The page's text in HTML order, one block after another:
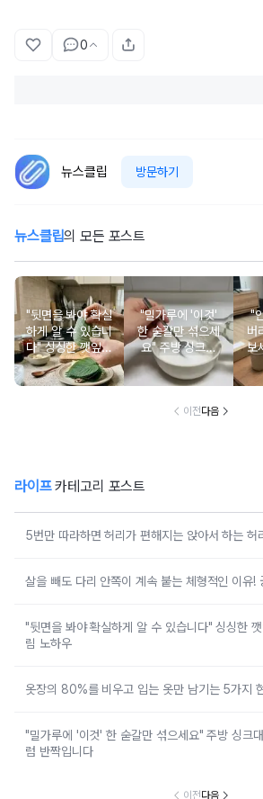
0
뉴스클립 방문하기
뉴스클립의 모든 포스트
"뒷면을 봐야 확실
하게 알 수 있습니
다" 싱싱한 깻잎을
한눈에 고르는 살
림 노하우
"밀가루에 '이것'
한 숟갈만 섞으세
요" 주방 싱크대
스테인리스가 새
것처럼 반짝입니
"
버
보
퀘
이전다음
라이프카테고리 포스트
5번만 따라하면 허리가 편해지는 앉아서 하는 허
살을 빼도 다리 안쪽이 계속 붙는 체형적인 이유!
"뒷면을 봐야 확실하게 알 수 있습니다" 싱싱한
림 노하우
옷장의 80%를 비우고 입는 옷만 남기는 5가지
"밀가루에 '이것' 한 숟갈만 섞으세요" 주방 싱크
럼 반짝입니다
이전다음